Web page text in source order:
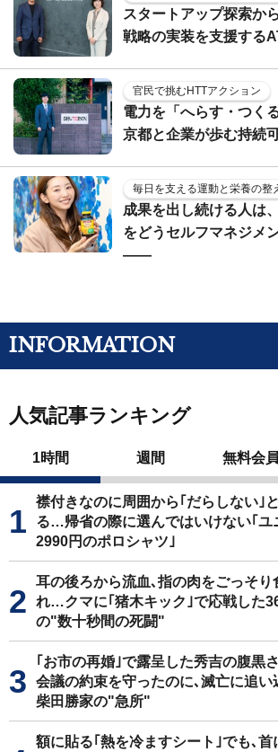
スタートアップ探索か
戦略の実装を支援する
官民で挑むHTTアクション
電力を「へらす・つく
京都と企業が歩む持続
毎日を支える運動と栄養の整
成果を出し続ける人は
をどうセルフマネジメ
——
INFORMATION
人気記事ランキング
1時間 週間 無料会員
襟付きなのに周囲から｢だらしない｣
る…帰省の際に選んではいけない｢ユ
2990円のポロシャツ｣
耳の後ろから流血､指の肉をごっそり
れ…クマに｢猪木キック｣で応戦した
の"数十秒間の死闘"
｢お市の再婚｣で露呈した秀吉の腹黒
会議の約束を守ったのに､滅亡に追い
柴田勝家の"急所"
額に貼る｢熱を冷ますシート｣でも､首